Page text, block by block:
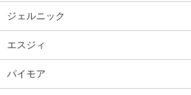
ジェルニック
エスジィ
パイモア